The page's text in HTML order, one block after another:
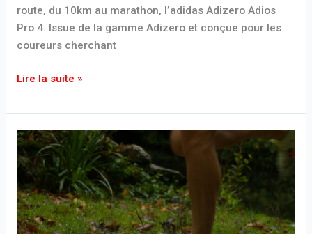
route, du 10km au marathon, l’adidas Adizero Adios
Pro 4. Issue de la gamme Adizero et conçue pour les
coureurs cherchant
Lire la suite »
Quelles
chaussures
pointes
choisir
pour